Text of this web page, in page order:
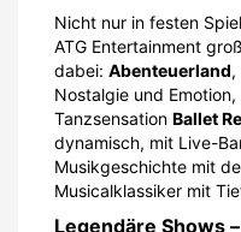
Nicht nur in festen
ATG Entertainment
dabei: Abenteuerland,
Nostalgie und
Tanzsensation Ballet
dynamisch, mit Live-
Musikgeschichte mit
Musicalklassiker mit
Legendäre Shows